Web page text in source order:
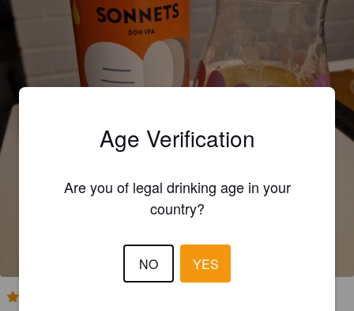
Age Verification
Are you of legal drinking age in your
country?
NO YES